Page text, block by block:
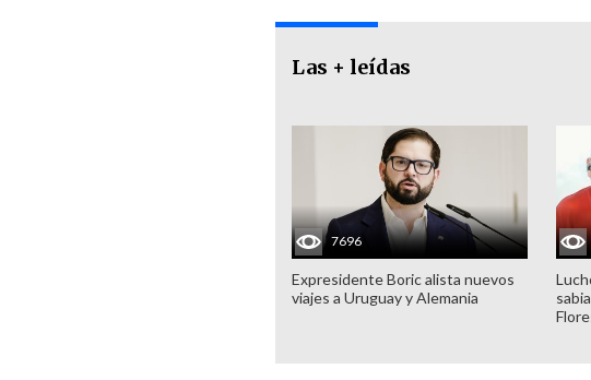
Las + leídas
7696
Expresidente Boric alista nuevos
viajes a Uruguay y Alemania